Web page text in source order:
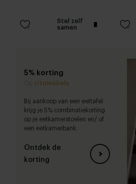
Stel zelf
samen
5% korting
zitmeubels
Bij aankoop van een eettafel
krijg je 5% combinatiekorting
op je eetkamerstoelen en/ of
een eetkamerbank.
Ontdek de
korting